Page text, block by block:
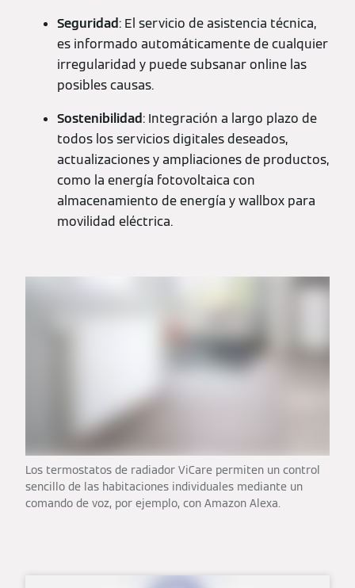
Seguridad: El servicio de asistencia técnica,
es informado automáticamente de cualquier
irregularidad y puede subsanar online las
posibles causas.
Sostenibilidad: Integración a largo plazo de
todos los servicios digitales deseados,
actualizaciones y ampliaciones de productos,
como la energía fotovoltaica con
almacenamiento de energía y wallbox para
movilidad eléctrica.
Los termostatos de radiador ViCare permiten un control
sencillo de las habitaciones individuales mediante un
comando de voz, por ejemplo, con Amazon Alexa.